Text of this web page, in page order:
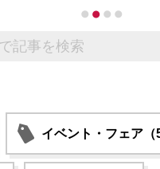
イベント・フェア（